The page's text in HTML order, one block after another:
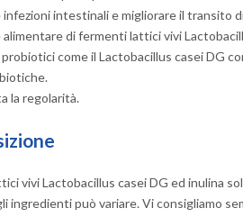
infezioni intestinali e migliorare il transito
di fermenti lattici vivi
probiotici come il Lactobacillus casei DG
la regolarità.
vivi Lactobacillus casei DG ed inulina
ingredienti può variare. Vi consigliamo